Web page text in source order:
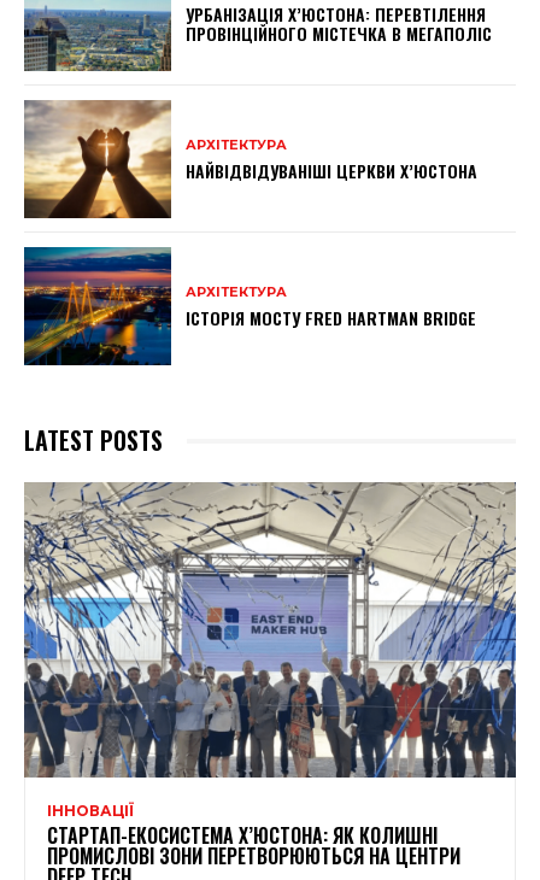
УРБАНІЗАЦІЯ Х’ЮСТОНА: ПЕРЕВТІЛЕННЯ
ПРОВІНЦІЙНОГО МІСТЕЧКА В МЕГАПОЛІС
АРХІТЕКТУРА
НАЙВІДВІДУВАНІШІ ЦЕРКВИ Х’ЮСТОНА
АРХІТЕКТУРА
ІСТОРІЯ МОСТУ FRED HARTMAN BRIDGE
LATEST POSTS
ІННОВАЦІЇ
СТАРТАП-ЕКОСИСТЕМА Х’ЮСТОНА: ЯК КОЛИШНІ
ПРОМИСЛОВІ ЗОНИ ПЕРЕТВОРЮЮТЬСЯ НА ЦЕНТРИ